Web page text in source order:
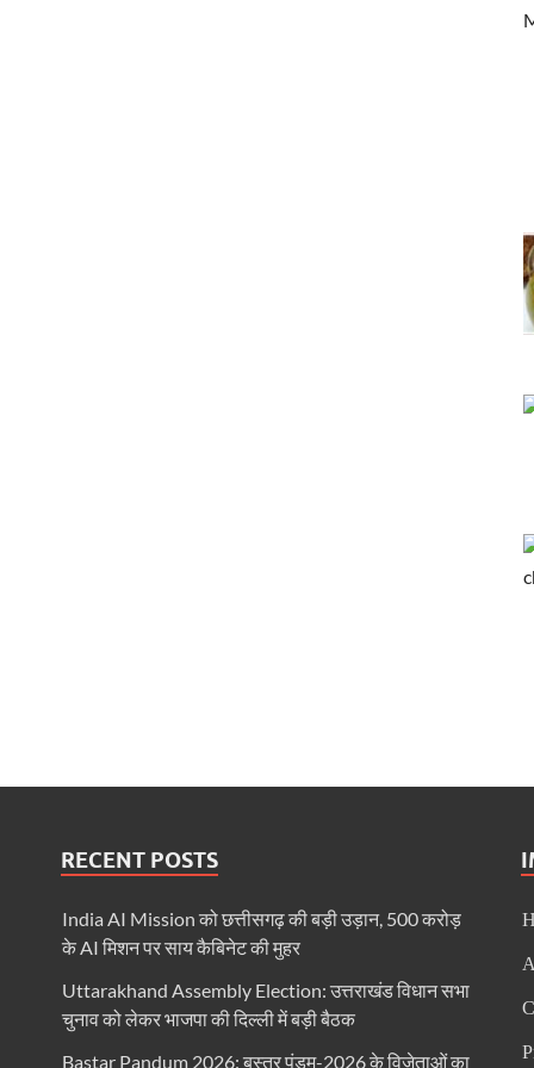
RECENT POSTS
India AI Mission को छत्तीसगढ़ की बड़ी उड़ान, 500 करोड़
के AI मिशन पर साय कैबिनेट की मुहर
Uttarakhand Assembly Election: उत्तराखंड विधान सभा
चुनाव को लेकर भाजपा की दिल्ली में बड़ी बैठक
Bastar Pandum 2026: बस्तर पंडुम-2026 के विजेताओं का